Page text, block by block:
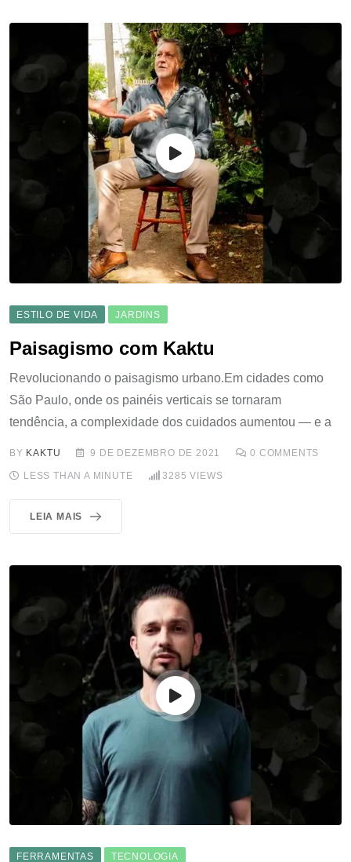
ESTILO DE VIDA JARDINS
Paisagismo com Kaktu
Revolucionando o paisagismo urbano.Em cidades como
São Paulo, onde os painéis verticais se tornaram
tendência, a complexidade dos cuidados aumentou — e a
BY KAKTU 9 DE DEZEMBRO DE 2021 0 COMMENTS
LESS THAN A MINUTE 3285 VIEWS
LEIA MAIS
FERRAMENTAS TECNOLOGIA